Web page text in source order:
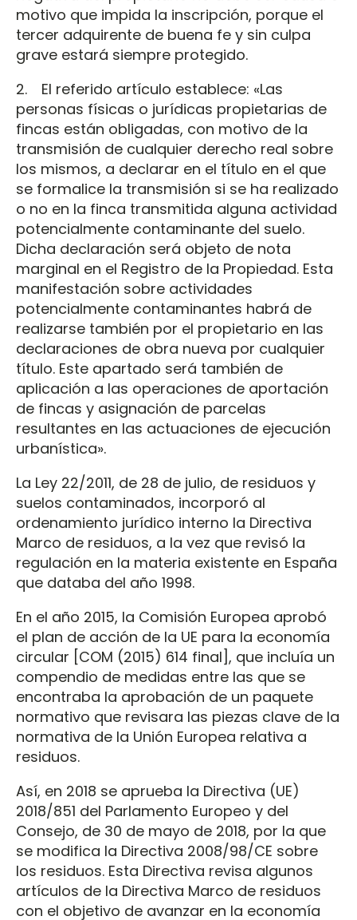
motivo que impida la inscripción, porque el
tercer adquirente de buena fe y sin culpa
grave estará siempre protegido.
2. El referido artículo establece: «Las
personas físicas o jurídicas propietarias de
fincas están obligadas, con motivo de la
transmisión de cualquier derecho real sobre
los mismos, a declarar en el título en el que
se formalice la transmisión si se ha realizado
o no en la finca transmitida alguna actividad
potencialmente contaminante del suelo.
Dicha declaración será objeto de nota
marginal en el Registro de la Propiedad. Esta
manifestación sobre actividades
potencialmente contaminantes habrá de
realizarse también por el propietario en las
declaraciones de obra nueva por cualquier
título. Este apartado será también de
aplicación a las operaciones de aportación
de fincas y asignación de parcelas
resultantes en las actuaciones de ejecución
urbanística».
La Ley 22/2011, de 28 de julio, de residuos y
suelos contaminados, incorporó al
ordenamiento jurídico interno la Directiva
Marco de residuos, a la vez que revisó la
regulación en la materia existente en España
que databa del año 1998.
En el año 2015, la Comisión Europea aprobó
el plan de acción de la UE para la economía
circular [COM (2015) 614 final], que incluía un
compendio de medidas entre las que se
encontraba la aprobación de un paquete
normativo que revisara las piezas clave de la
normativa de la Unión Europea relativa a
residuos.
Así, en 2018 se aprueba la Directiva (UE)
2018/851 del Parlamento Europeo y del
Consejo, de 30 de mayo de 2018, por la que
se modifica la Directiva 2008/98/CE sobre
los residuos. Esta Directiva revisa algunos
artículos de la Directiva Marco de residuos
con el objetivo de avanzar en la economía